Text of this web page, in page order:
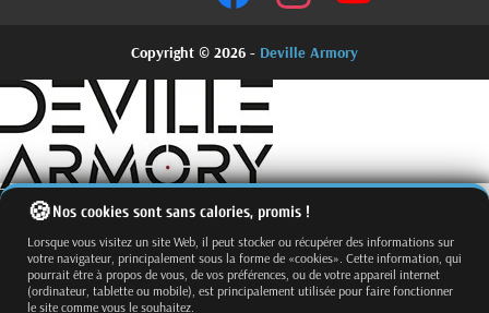
Copyright © 2026 - Deville Armory
Nos cookies sont sans calories, promis !
Lorsque vous visitez un site Web, il peut stocker ou récupérer des informations sur
votre navigateur, principalement sous la forme de «cookies». Cette information, qui
pourrait être à propos de vous, de vos préférences, ou de votre appareil internet
(ordinateur, tablette ou mobile), est principalement utilisée pour faire fonctionner
le site comme vous le souhaitez.